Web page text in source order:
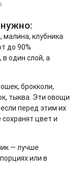
малина, клубника
до 90%
один слой, а
брокколи,
тыква. Эти овощи
перед этим их
цвет и
— лучше
или в